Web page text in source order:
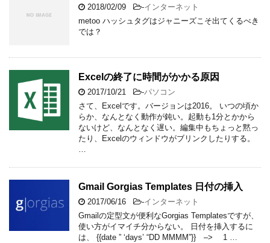
2018/02/09 -インターネット
metoo ハッシュタグはジャニーズこそ出てくるべき
では？
Excelの終了に時間がかかる原因
2017/10/21 -パソコン
さて、Excelです。バージョンは2016。 いつの頃か
らか、なんとなく動作が鈍い。起動も1分とかから
ないけど、なんとなく遅い。編集中もちょっと黙っ
たり、Excelのウィンドウがブリンクしたりする。
…
Gmail Gorgias Templates 日付の挿入
2017/06/16 -インターネット
Gmailの定型文が便利なGorgias Templatesですが、
使い方がイマイチ分からない。 日付を挿入するに
は、 {{date ” ‘days’ “DD MMMM”}} –> 1 …